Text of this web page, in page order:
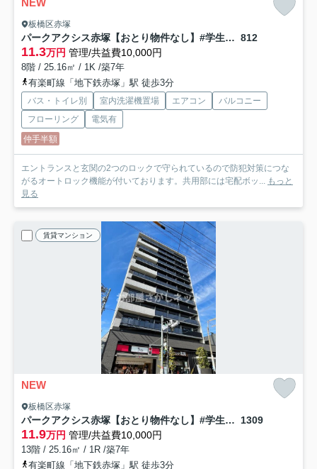
NEW
板橋区赤塚
パークアクシス赤塚【おとり物件なし】#学生・社会人にオススメ！初期費用分割払いOK！ 812
11.3万円 管理/共益費10,000円
8階 / 25.16㎡ / 1K /築7年
有楽町線「地下鉄赤塚」駅 徒歩3分
バス・トイレ別 室内洗濯機置場 エアコン
バルコニー
フローリング
電気有
仲手半額
エントランスと玄関の2つのロックで守られているので防犯対策につな
がるオートロック機能が付いております。共用部には宅配ボッ... もっと
見る
賃貸マンション
NEW
板橋区赤塚
パークアクシス赤塚【おとり物件なし】#学生・社会人にオススメ！初期費用分割払いOK！ 1309
11.9万円 管理/共益費10,000円
13階 / 25.16㎡ / 1R /築7年
有楽町線「地下鉄赤塚」駅 徒歩3分